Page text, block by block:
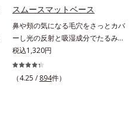
て、高い浸透力(*6)と安定性を実
現。毛穴の目立ちをしっかりケア
(*7)して、ゆらぎやすいニキビ肌
を、みずみずしい清潔な垢抜け肌
(*1)へと導きます。たっぷりの保湿
成分で低刺激。敏感肌の方にもお使
スムースマットベース
鼻や頬の気になる毛穴をさっとカバ
ーし光の反射と吸湿成分でたるみ毛
穴もふんわり一掃。肌になじむクリ
ーム状の部分用化粧下地。小鼻や頬
の気になる毛穴にさっと塗るだけ
税込1,320円
（4.25 / 894件）